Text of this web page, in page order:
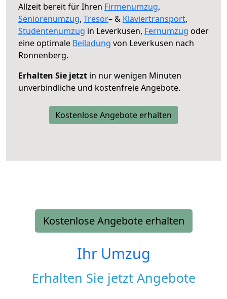
Allzeit bereit für Ihren Firmenumzug,
Seniorenumzug, Tresor– & Klaviertransport,
Studentenumzug in Leverkusen, Fernumzug oder
eine optimale Beiladung von Leverkusen nach
Ronnenberg.
Erhalten Sie jetzt in nur wenigen Minuten
unverbindliche und kostenfreie Angebote.
Kostenlose Angebote erhalten
Kostenlose Angebote erhalten
Ihr Umzug
Erhalten Sie jetzt Angebote